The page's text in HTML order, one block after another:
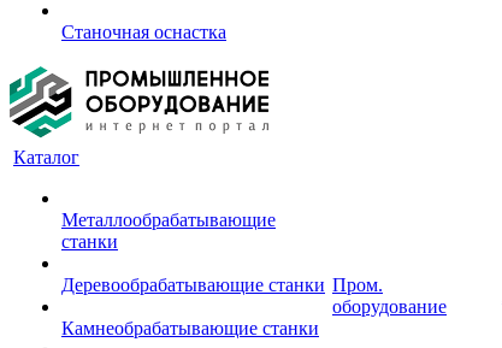
Станочная оснастка
Каталог
Металлообрабатывающие
станки
Деревообрабатывающие станки
Камнеобрабатывающие станки
Пром.
оборудование